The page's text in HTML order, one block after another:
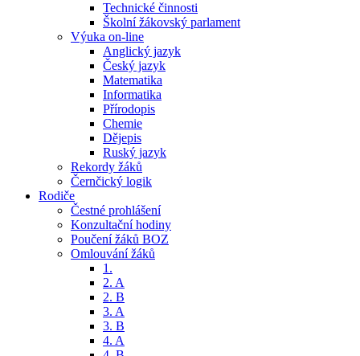
Technické činnosti
Školní žákovský parlament
Výuka on-line
Anglický jazyk
Český jazyk
Matematika
Informatika
Přírodopis
Chemie
Dějepis
Ruský jazyk
Rekordy žáků
Černčický logik
Rodiče
Čestné prohlášení
Konzultační hodiny
Poučení žáků BOZ
Omlouvání žáků
1.
2. A
2. B
3. A
3. B
4. A